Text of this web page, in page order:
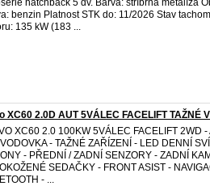
hatchback 5 dv. Barva: stříbrná metalíza
benzin Platnost STK do: 11/2026 Stav
135 kW (183 ...
XC60 2.0D AUT 5VÁLEC FACELIFT TAŽNÉ
XC60 2.0 100KW 5VÁLEC FACELIFT 2WD -
- TAŽNÉ ZAŘÍZENÍ - LED DENNÍ
- PŘEDNÍ / ZADNÍ SENZORY - ZADNÍ
SEDAČKY - FRONT ASIST -
- ...